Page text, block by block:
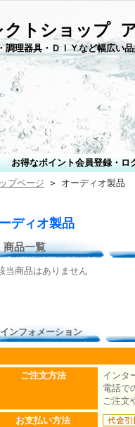
クトショップ
調理器具・ＤＩＹなど幅広い
お得なポイント会員登録・ロ
プページ > オーディオ製品
ディオ製品
商品一覧
当商品はありません
インフォメーション
ご注文方法
インタ
電話で
ご注文
お支払い方法